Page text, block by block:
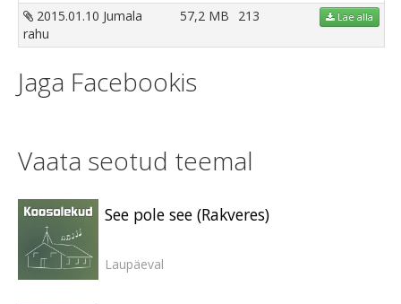
2015.01.10 Jumala
rahu
57,2 MB 213 Lae alla
Jaga Facebookis
Vaata seotud teemal
See pole see (Rakveres)
Laupäeval